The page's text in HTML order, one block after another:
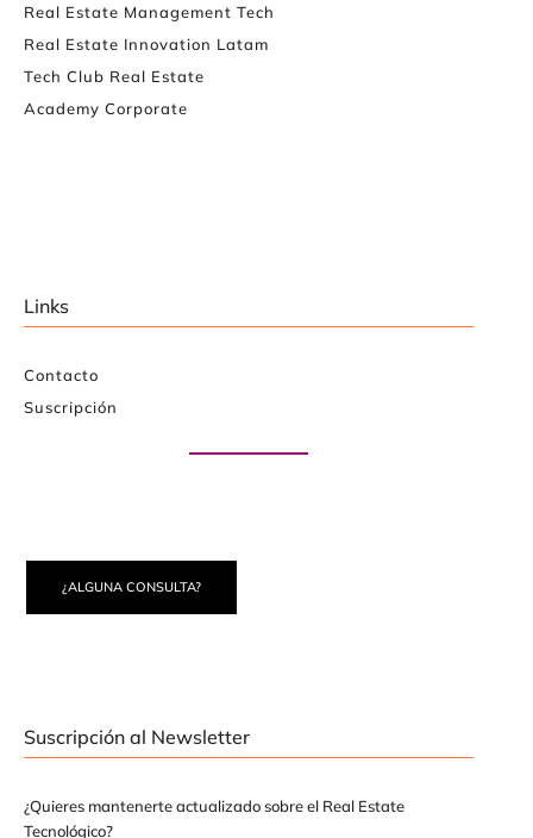
Real Estate Management Tech
Real Estate Innovation Latam
Tech Club Real Estate
Academy Corporate
Links
Contacto
Suscripción
¿ALGUNA CONSULTA?
Suscripción al Newsletter
¿Quieres mantenerte actualizado sobre el Real Estate
Tecnológico?